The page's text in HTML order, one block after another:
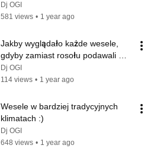
Dj OGI
581 views • 1 year ago
Jakby wyglądało każde wesele,
gdyby zamiast rosołu podawali
energetyka :)
Dj OGI
114 views • 1 year ago
Wesele w bardziej tradycyjnych
klimatach :)
Dj OGI
648 views • 1 year ago